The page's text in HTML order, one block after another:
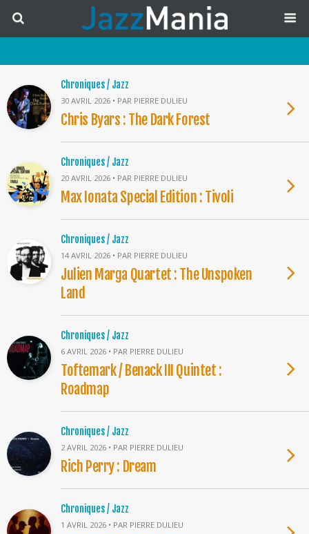
Chroniques / Jazz
30 AVRIL 2026 • PAR PIERRE DULIEU
Chris Byars : The Dark Forest
Chroniques / Jazz
20 AVRIL 2026 • PAR PIERRE DULIEU
Max Ionata Special Edition : Tivoli
Chroniques / Jazz
14 AVRIL 2026 • PAR PIERRE DULIEU
Julien Marga Quartet : The Unspoken
Land
Chroniques / Jazz
6 AVRIL 2026 • PAR PIERRE DULIEU
Toftemark / Benack III Quintet :
Roadmap
Chroniques / Jazz
2 AVRIL 2026 • PAR PIERRE DULIEU
Rich Perry : Dream
Chroniques / Jazz
1 AVRIL 2026 • PAR PIERRE DULIEU